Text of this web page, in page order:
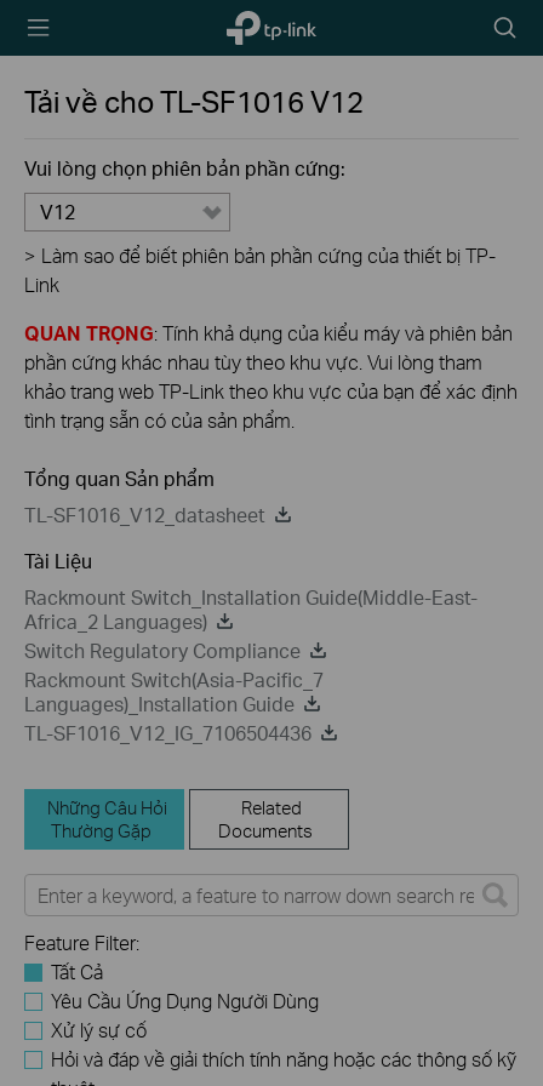
TP-Link,
Reliably
Biểu
tượng
Tải về choTL-SF1016V12
Vui lòng chọn phiên bản phần cứng:
V12
> Làm sao để biết phiên bản phần cứng của thiết bị TP-
Link
QUAN TRỌNG: Tính khả dụng của kiểu máy và phiên bản
phần cứng khác nhau tùy theo khu vực. Vui lòng tham
khảo trang web TP-Link theo khu vực của bạn để xác định
tình trạng sẵn có của sản phẩm.
Tổng quan Sản phẩm
TL-SF1016_V12_datasheet
Tài Liệu
Rackmount Switch_Installation Guide(Middle-East-
Africa_2 Languages)
Switch Regulatory Compliance
Rackmount Switch(Asia-Pacific_7
Languages)_Installation Guide
TL-SF1016_V12_IG_7106504436
Những Câu Hỏi
Thường Gặp
Related
Documents
Feature Filter:
Tất Cả
Yêu Cầu Ứng Dụng Người Dùng
Xử lý sự cố
Hỏi và đáp về giải thích tính năng hoặc các thông số kỹ